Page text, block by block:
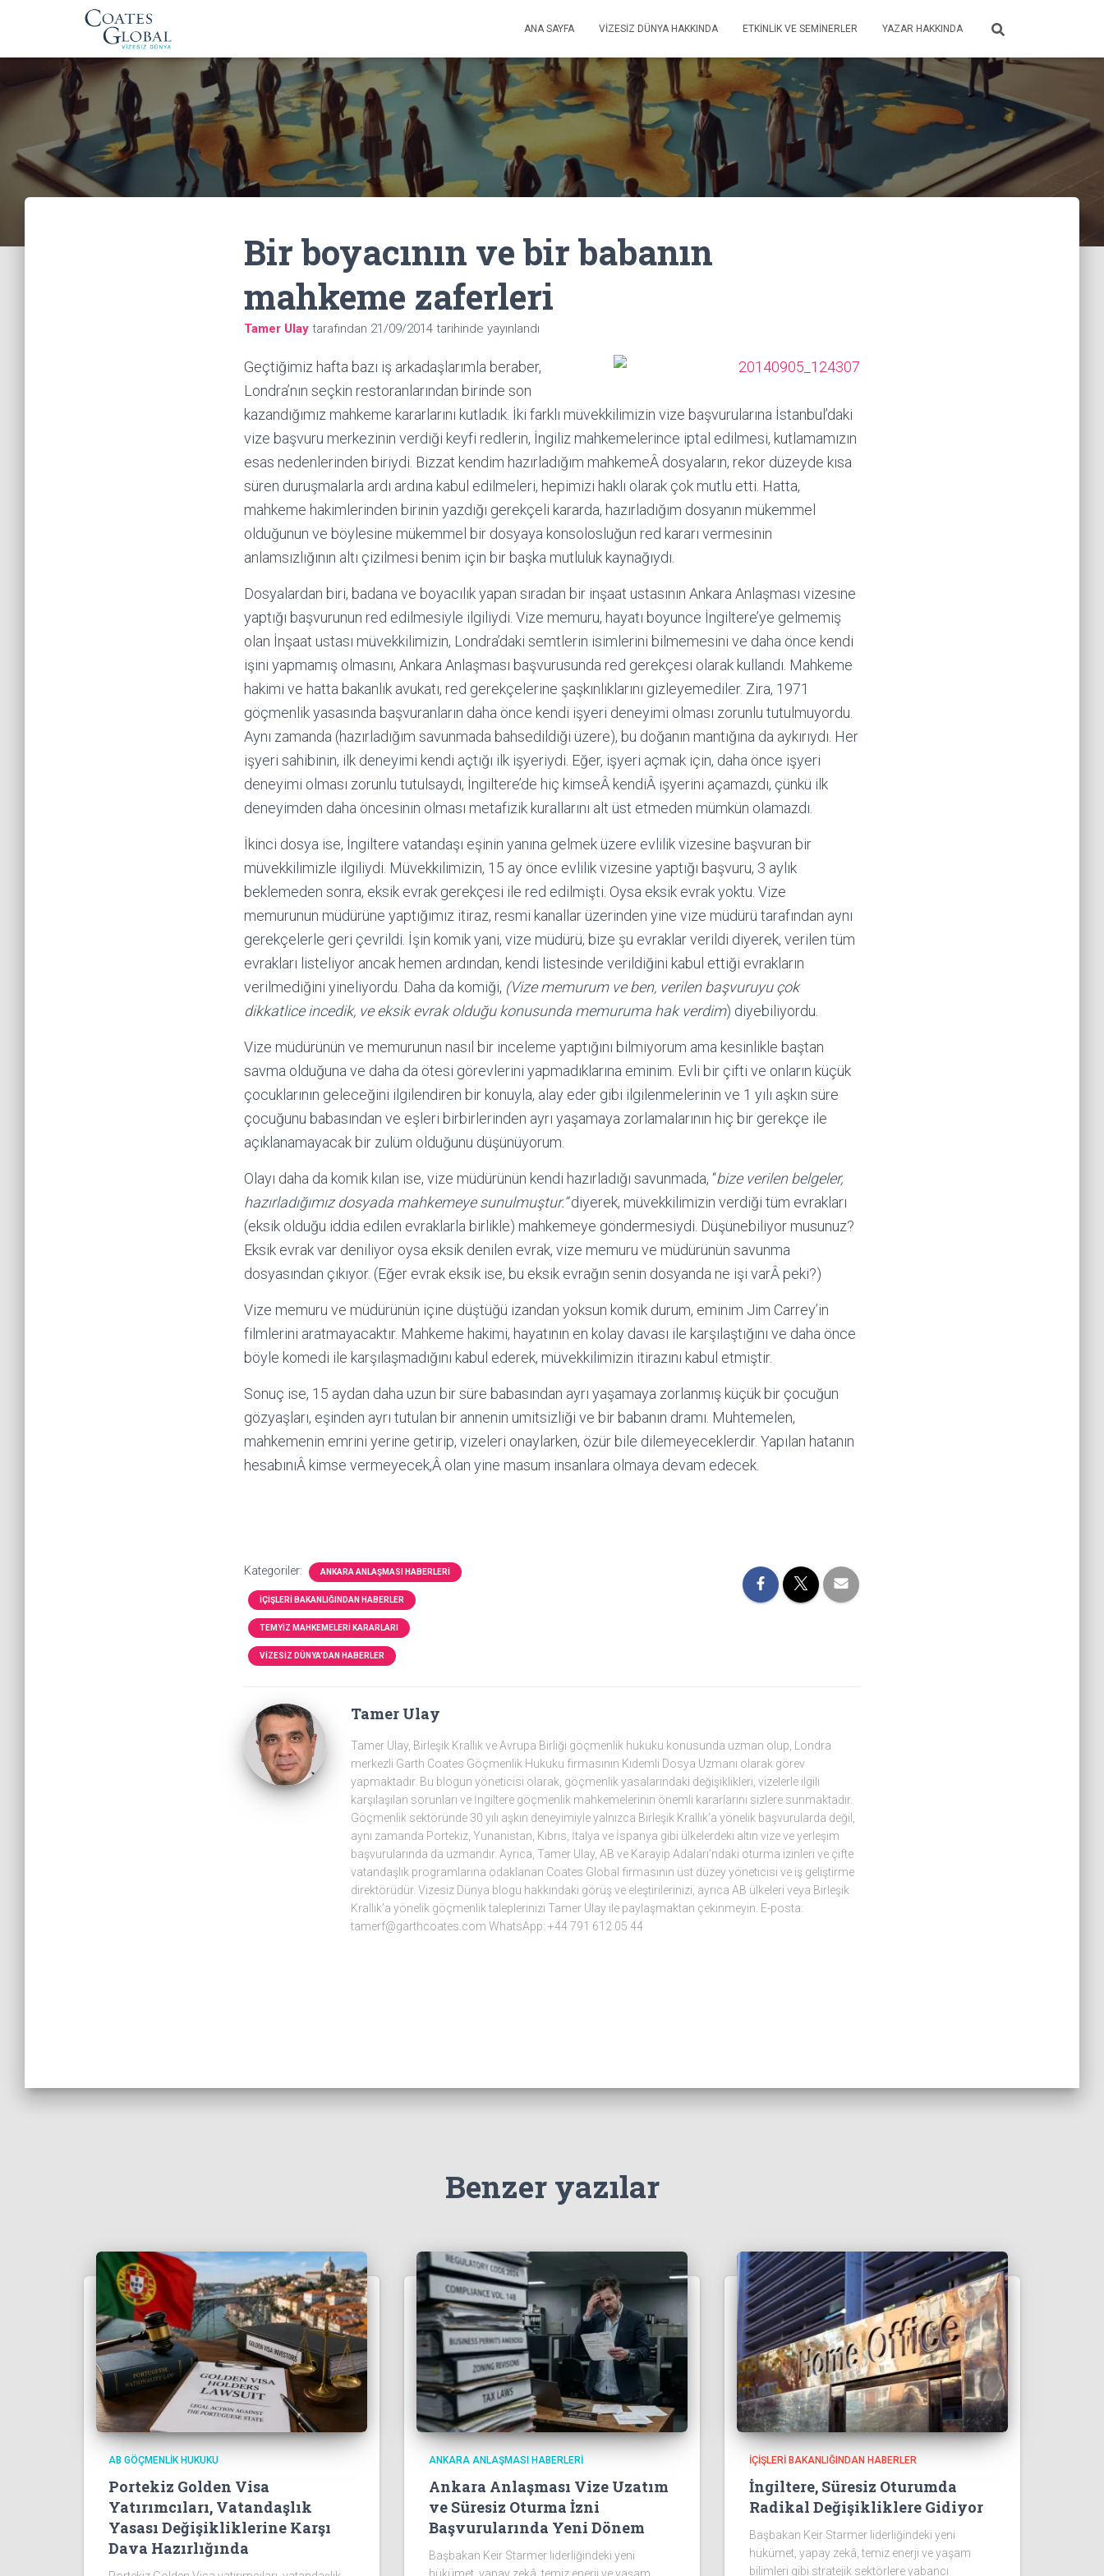
ANA SAYFA VIZESIZ DÜNYA HAKKINDA ETKINLIK VE SEMINERLER YAZAR HAKKINDA
Bir boyacının ve bir babanın
mahkeme zaferleri
Tamer Ulay tarafından 21/09/2014 tarihinde yayınlandı
Geçtiğimiz hafta bazı iş arkadaşlarımla beraber,
Londra’nın seçkin restoranlarından birinde son
kazandığımız mahkeme kararlarını kutladık. İki farklı müvekkilimizin vize başvurularına İstanbul’daki
vize başvuru merkezinin verdiği keyfi redlerin, İngiliz mahkemelerince iptal edilmesi, kutlamamızın
esas nedenlerinden biriydi. Bizzat kendim hazırladığım mahkemeÂ dosyaların, rekor düzeyde kısa
süren duruşmalarla ardı ardına kabul edilmeleri, hepimizi haklı olarak çok mutlu etti. Hatta,
mahkeme hakimlerinden birinin yazdığı gerekçeli kararda, hazırladığım dosyanın mükemmel
olduğunun ve böylesine mükemmel bir dosyaya konsolosluğun red kararı vermesinin
anlamsızlığının altı çizilmesi benim için bir başka mutluluk kaynağıydı.
Dosyalardan biri, badana ve boyacılık yapan sıradan bir inşaat ustasının Ankara Anlaşması vizesine
yaptığı başvurunun red edilmesiyle ilgiliydi. Vize memuru, hayatı boyunce İngiltere’ye gelmemiş
olan İnşaat ustası müvekkilimizin, Londra’daki semtlerin isimlerini bilmemesini ve daha önce kendi
işini yapmamış olmasını, Ankara Anlaşması başvurusunda red gerekçesi olarak kullandı. Mahkeme
hakimi ve hatta bakanlık avukatı, red gerekçelerine şaşkınlıklarını gizleyemediler. Zira, 1971
göçmenlik yasasında başvuranların daha önce kendi işyeri deneyimi olması zorunlu tutulmuyordu.
Aynı zamanda (hazırladığım savunmada bahsedildiği üzere), bu doğanın mantığına da aykırıydı. Her
işyeri sahibinin, ilk deneyimi kendi açtığı ilk işyeriydi. Eğer, işyeri açmak için, daha önce işyeri
deneyimi olması zorunlu tutulsaydı, İngiltere’de hiç kimseÂ kendiÂ işyerini açamazdı, çünkü ilk
deneyimden daha öncesinin olması metafizik kurallarını alt üst etmeden mümkün olamazdı.
İkinci dosya ise, İngiltere vatandaşı eşinin yanına gelmek üzere evlilik vizesine başvuran bir
müvekkilimizle ilgiliydi. Müvekkilimizin, 15 ay önce evlilik vizesine yaptığı başvuru, 3 aylık
beklemeden sonra, eksik evrak gerekçesi ile red edilmişti. Oysa eksik evrak yoktu. Vize
memurunun müdürüne yaptığımız itiraz, resmi kanallar üzerinden yine vize müdürü tarafından aynı
gerekçelerle geri çevrildi. İşin komik yani, vize müdürü, bize şu evraklar verildi diyerek, verilen tüm
evrakları listeliyor ancak hemen ardından, kendi listesinde verildiğini kabul ettiği evrakların
verilmediğini yineliyordu. Daha da komiği, (Vize memurum ve ben, verilen başvuruyu çok
dikkatlice incedik, ve eksik evrak olduğu konusunda memuruma hak verdim) diyebiliyordu.
Vize müdürünün ve memurunun nasıl bir inceleme yaptığını bilmiyorum ama kesinlikle baştan
savma olduğuna ve daha da ötesi görevlerini yapmadıklarına eminim. Evli bir çifti ve onların küçük
çocuklarının geleceğini ilgilendiren bir konuyla, alay eder gibi ilgilenmelerinin ve 1 yılı aşkın süre
çocuğunu babasından ve eşleri birbirlerinden ayrı yaşamaya zorlamalarının hiç bir gerekçe ile
açıklanamayacak bir zulüm olduğunu düşünüyorum.
Olayı daha da komik kılan ise, vize müdürünün kendi hazırladığı savunmada, “bize verilen belgeler,
hazırladığımız dosyada mahkemeye sunulmuştur.”diyerek, müvekkilimizin verdiği tüm evrakları
(eksik olduğu iddia edilen evraklarla birlikle) mahkemeye göndermesiydi. Düşünebiliyor musunuz?
Eksik evrak var deniliyor oysa eksik denilen evrak, vize memuru ve müdürünün savunma
dosyasından çıkıyor. (Eğer evrak eksik ise, bu eksik evrağın senin dosyanda ne işi varÂ peki?)
Vize memuru ve müdürünün içine düştüğü izandan yoksun komik durum, eminim Jim Carrey’in
filmlerini aratmayacaktır. Mahkeme hakimi, hayatının en kolay davası ile karşılaştığını ve daha önce
böyle komedi ile karşılaşmadığını kabul ederek, müvekkilimizin itirazını kabul etmiştir.
Sonuç ise, 15 aydan daha uzun bir süre babasından ayrı yaşamaya zorlanmış küçük bir çocuğun
gözyaşları, eşinden ayrı tutulan bir annenin umitsizliği ve bir babanın dramı. Muhtemelen,
mahkemenin emrini yerine getirip, vizeleri onaylarken, özür bile dilemeyeceklerdir. Yapılan hatanın
hesabınıÂ kimse vermeyecek,Â olan yine masum insanlara olmaya devam edecek.
Kategoriler: ANKARA ANLAŞMASI HABERLERI
İÇIŞLERI BAKANLIĞINDAN HABERLER
TEMYIZ MAHKEMELERI KARARLARI
VIZESIZ DÜNYA'DAN HABERLER
Tamer Ulay
Tamer Ulay, Birleşik Krallık ve Avrupa Birliği göçmenlik hukuku konusunda uzman olup, Londra
merkezli Garth Coates Göçmenlik Hukuku firmasının Kıdemli Dosya Uzmanı olarak görev
yapmaktadır. Bu blogun yöneticisi olarak, göçmenlik yasalarındaki değişiklikleri, vizelerle ilgili
karşılaşılan sorunları ve İngiltere göçmenlik mahkemelerinin önemli kararlarını sizlere sunmaktadır.
Göçmenlik sektöründe 30 yılı aşkın deneyimiyle yalnızca Birleşik Krallık’a yönelik başvurularda değil,
aynı zamanda Portekiz, Yunanistan, Kıbrıs, İtalya ve İspanya gibi ülkelerdeki altın vize ve yerleşim
başvurularında da uzmandır. Ayrıca, Tamer Ulay, AB ve Karayip Adaları’ndaki oturma izinleri ve çifte
vatandaşlık programlarına odaklanan Coates Global firmasının üst düzey yöneticisi ve iş geliştirme
direktörüdür. Vizesiz Dünya blogu hakkındaki görüş ve eleştirilerinizi, ayrıca AB ülkeleri veya Birleşik
Krallık’a yönelik göçmenlik taleplerinizi Tamer Ulay ile paylaşmaktan çekinmeyin. E-posta:
tamerf@garthcoates.com WhatsApp: +44 791 612 05 44
Benzer yazılar
AB GÖÇMENLIK HUKUKU
Portekiz Golden Visa
Yatırımcıları, Vatandaşlık
Yasası Değişikliklerine Karşı
Dava Hazırlığında
ANKARA ANLAŞMASI HABERLERI
Ankara Anlaşması Vize Uzatım
ve Süresiz Oturma İzni
Başvurularında Yeni Dönem
Başbakan Keir Starmer liderliğindeki yeni
İÇIŞLERI BAKANLIĞINDAN HABERLER
İngiltere, Süresiz Oturumda
Radikal Değişikliklere Gidiyor
Başbakan Keir Starmer liderliğindeki yeni
hükümet, yapay zekâ, temiz enerji ve yaşam
bilimleri gibi stratejik sektörlere yabancı